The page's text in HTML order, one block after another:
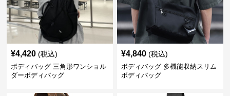
¥4,420 (税込)
ボディバッグ 三角形ワンショル
ダーボディバッグ
¥4,840 (税込)
ボディバッグ 多機能収納スリム
ボディバッグ